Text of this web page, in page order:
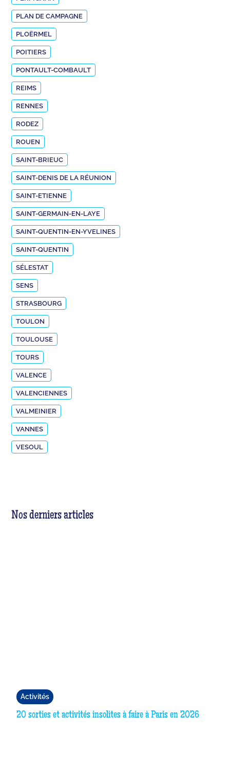
PLAN DE CAMPAGNE
PLOËRMEL
POITIERS
PONTAULT-COMBAULT
REIMS
RENNES
RODEZ
ROUEN
SAINT-BRIEUC
SAINT-DENIS DE LA RÉUNION
SAINT-ETIENNE
SAINT-GERMAIN-EN-LAYE
SAINT-QUENTIN-EN-YVELINES
SAINT-QUENTIN
SÉLESTAT
SENS
STRASBOURG
TOULON
TOULOUSE
TOURS
VALENCE
VALENCIENNES
VALMEINIER
VANNES
VESOUL
Nos derniers articles
Activités
20 sorties et activités insolites à faire à Paris en 2026